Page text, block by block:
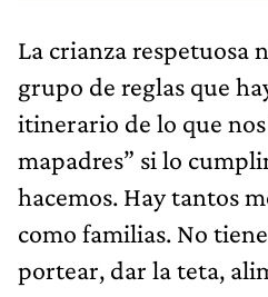
La crianza respetuosa
grupo de reglas que
itinerario de lo que
mapadres” si lo
hacemos. Hay tantos
como familias. No
portear, dar la teta,